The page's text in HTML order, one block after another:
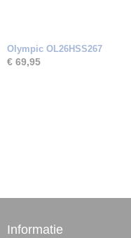
Olympic OL26HSS267
€ 69,95
Informatie